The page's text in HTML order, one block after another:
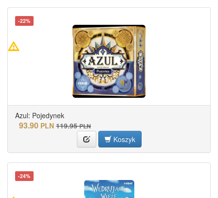
-22%
Azul: Pojedynek
93.90 PLN 119.95 PLN
Koszyk
-24%